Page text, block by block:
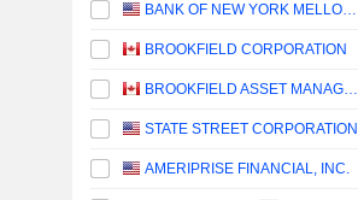
BANK OF NEW YORK MELLON CORPORATION (THE)
BROOKFIELD CORPORATION
BROOKFIELD ASSET MANAGEMENT LTD.
STATE STREET CORPORATION
AMERIPRISE FINANCIAL, INC.